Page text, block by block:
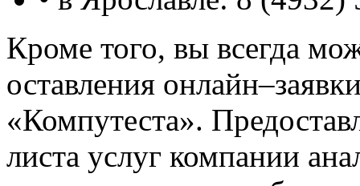
Кроме того, вы всегда
оставления
«Компутеста».
листа услуг компании